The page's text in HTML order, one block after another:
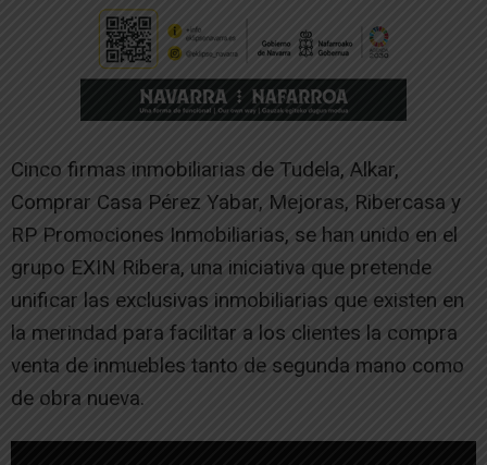
Cinco firmas inmobiliarias de Tudela, Alkar,
Comprar Casa Pérez Yabar, Mejoras, Ribercasa y
RP Promociones Inmobiliarias, se han unido en el
grupo EXIN Ribera, una iniciativa que pretende
unificar las exclusivas inmobiliarias que existen en
la merindad para facilitar a los clientes la compra
venta de inmuebles tanto de segunda mano como
de obra nueva.